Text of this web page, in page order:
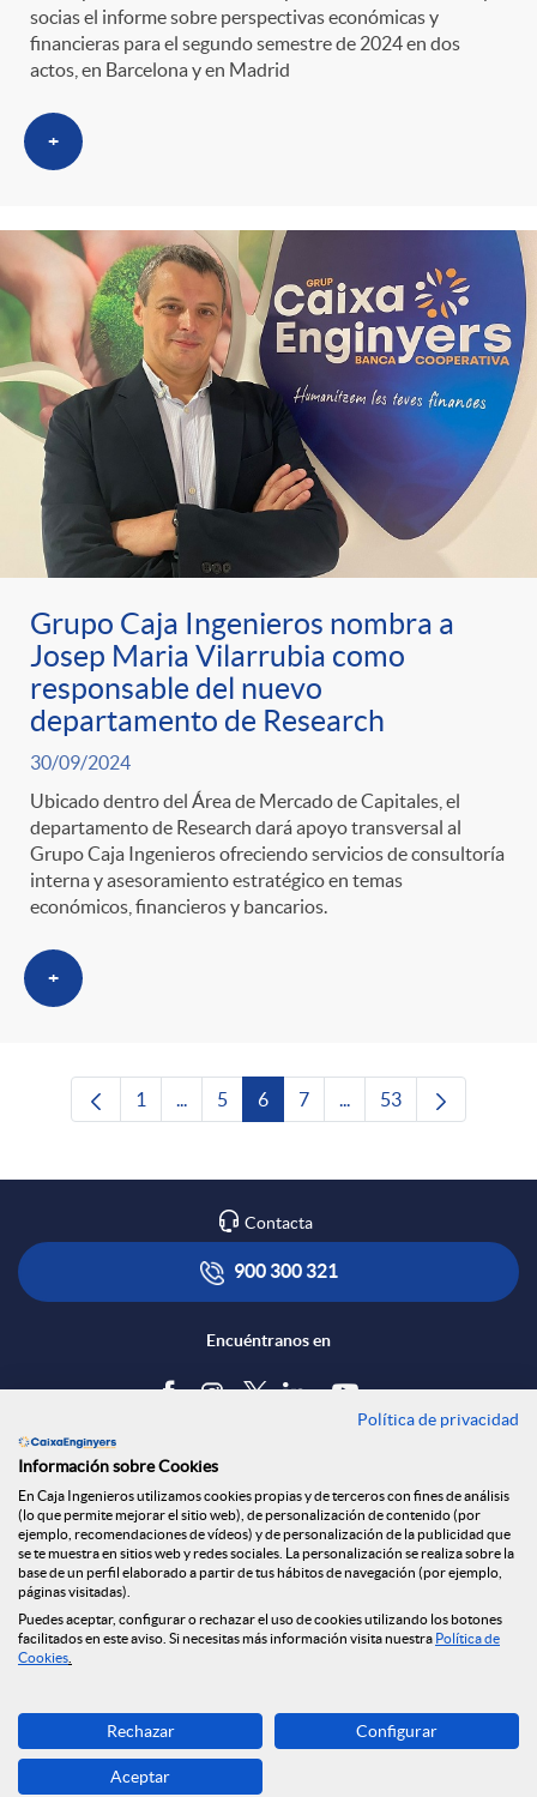
socias el informe sobre perspectivas económicas y
financieras para el segundo semestre de 2024 en dos
actos, en Barcelona y en Madrid
+
Grupo Caja Ingenieros nombra a
Josep Maria Vilarrubia como
responsable del nuevo
departamento de Research
30/09/2024
Ubicado dentro del Área de Mercado de Capitales, el
departamento de Research dará apoyo transversal al
Grupo Caja Ingenieros ofreciendo servicios de consultoría
interna y asesoramiento estratégico en temas
económicos, financieros y bancarios.
+
Página
1 ...Páginas intermedias Use TAB para
Página
5 Página
6 Página
7 ...Páginas intermedias
Página
53
Contacta
900 300 321
Encuéntranos en
Tablón de anuncios
Política de cookies
Aviso legal
Seguridad Online
Privacidad
Canal denuncias
Descarga ahora
Banca MOBILE
© Grupo Caja Ingenieros 2026
Política de privacidad
Información sobre Cookies
En Caja Ingenieros utilizamos cookies propias y de terceros con fines de análisis
(lo que permite mejorar el sitio web), de personalización de contenido (por
ejemplo, recomendaciones de vídeos) y de personalización de la publicidad que
se te muestra en sitios web y redes sociales. La personalización se realiza sobre la
base de un perfil elaborado a partir de tus hábitos de navegación (por ejemplo,
páginas visitadas).
Puedes aceptar, configurar o rechazar el uso de cookies utilizando los botones
facilitados en este aviso. Si necesitas más información visita nuestra Política de
Cookies
Rechazar Configurar
Aceptar